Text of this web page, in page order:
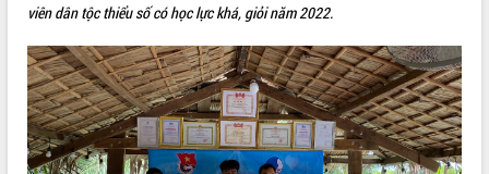
SỞ, BAN, NGÀNH
UBND CÁC XÃ, PHƯỜNG
THÔNG TIN CHỈ ĐẠO ĐIỀU HÀNH
HỆ THỐNG VĂN BẢN
viên dân tộc thiểu số có học lực khá, giỏi năm 2022.